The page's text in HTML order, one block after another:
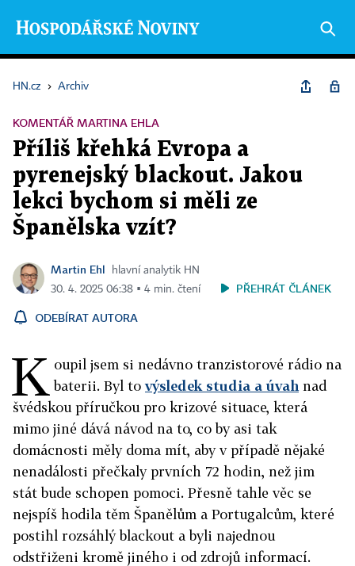
HN.cz › Archiv
KOMENTÁŘ MARTINA EHLA
Příliš křehká Evropa a
pyrenejský blackout. Jakou
lekci bychom si měli ze
Španělska vzít?
Martin Ehl
hlavní analytik HN
30. 4. 2025 06:38 ▪ 4 min. čtení
PŘEHRÁT ČLÁNEK
ODEBÍRAT AUTORA
K oupil jsem si nedávno tranzistorové rádio na
baterii. Byl tovýsledek studia a úvah nad
švédskou příručkou pro krizové situace, která
mimo jiné dává návod na to, co by asi tak
domácnosti měly doma mít, aby v případě nějaké
nenadálosti přečkaly prvních 72 hodin, než jim
stát bude schopen pomoci. Přesně tahle věc se
nejspíš hodila těm Španělům a Portugalcům, které
postihl rozsáhlý blackout a byli najednou
odstřiženi kromě jiného i od zdrojů informací.